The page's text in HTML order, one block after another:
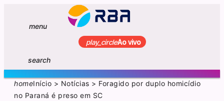
menu
play_circleAo vivo
search
homeInício > Notícias > Foragido por duplo homicídio
no Paraná é preso em SC